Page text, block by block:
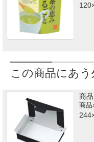
この商品にあう
商